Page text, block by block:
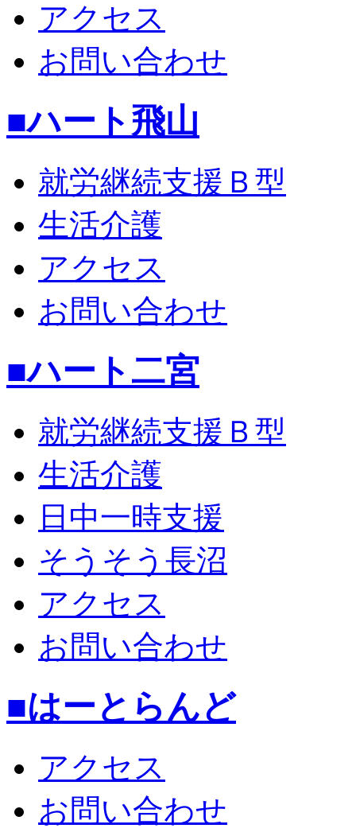
アクセス
お問い合わせ
■ハート飛山
就労継続支援Ｂ型
生活介護
アクセス
お問い合わせ
■ハート二宮
就労継続支援Ｂ型
生活介護
日中一時支援
そうそう長沼
アクセス
お問い合わせ
■はーとらんど
アクセス
お問い合わせ